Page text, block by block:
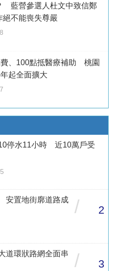
藍營參選人杜文中致信鄭
絕不能喪失尊嚴
、100點抵醫療補助 桃園
起全面擴大
停水11小時 近10萬戶受
安置地街廓道路成
/ 2
道環狀路網全面串
/ 3